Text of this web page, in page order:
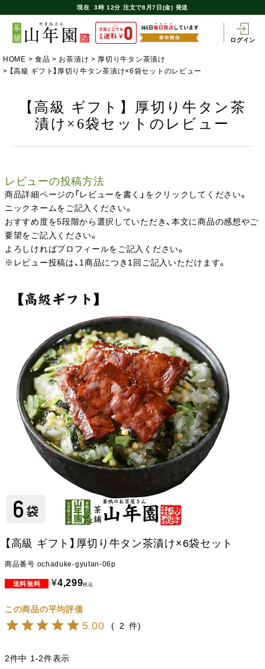
現在 3時 12分 注文で8月7日(金) 発送
ログイン
HOME 食品 お茶漬け
厚切り牛タン茶漬け
【高級 ギフト】厚切り牛タン茶漬け×6袋セットのレビュー
【高級 ギフト】厚切り牛タン茶
漬け×6袋セットのレビュー
レビューの投稿方法
商品詳細ページの「レビューを書く」をクリックしてください。
ニックネームをご記入ください。
おすすめ度を5段階から選択していただき、本文に商品の感想やご
要望をご記入ください。
よろしければプロフィールをご記入ください。
※レビュー投稿は、1商品につき1回ご記入いただけます。
【高級 ギフト】厚切り牛タン茶漬け×6袋セット
商品番号 ochaduke-gyutan-06p
¥4,299税込
5.00 2
2件中 1-2件表示